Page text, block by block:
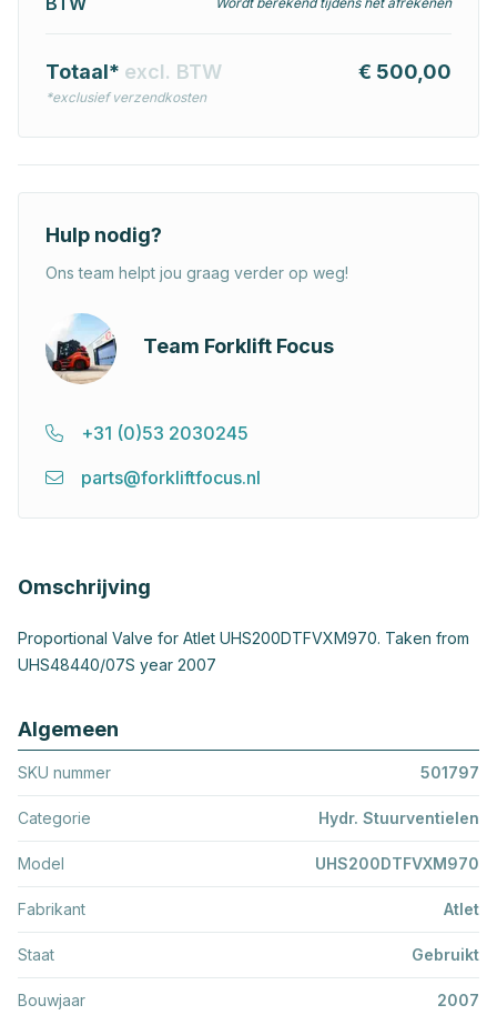
Totaal* excl. BTW
*exclusief verzendkosten
€ 500,00
Hulp nodig?
Ons team helpt jou graag verder op weg!
Team Forklift Focus
+31 (0)53 2030245
parts@forkliftfocus.nl
Omschrijving
Proportional Valve for Atlet UHS200DTFVXM970. Taken from
UHS48440/07S year 2007
Algemeen
SKU nummer 501797
Categorie Hydr. Stuurventielen
Model UHS200DTFVXM970
Fabrikant Atlet
Staat Gebruikt
Bouwjaar 2007